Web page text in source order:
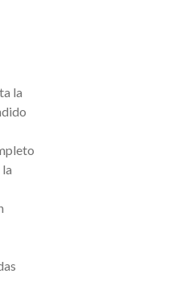
la